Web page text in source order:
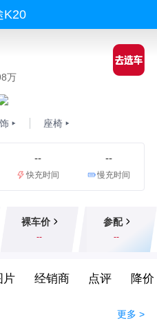
K20
万
座椅
--
快充时间
--
慢充时间
裸车价
--
参配
--
片 经销商 点评 降价
更多 >